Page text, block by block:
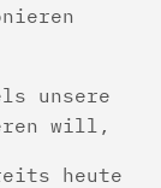
unsere
will,
heute